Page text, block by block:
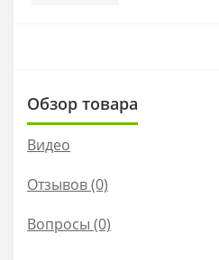
Обзор товара
Видео
Отзывов (0)
Вопросы (0)